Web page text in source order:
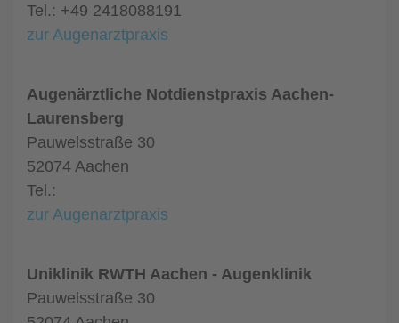
Tel.: +49 2418088191
zur Augenarztpraxis
Augenärztliche Notdienstpraxis Aachen-
Laurensberg
Pauwelsstraße 30
52074 Aachen
Tel.:
zur Augenarztpraxis
Uniklinik RWTH Aachen - Augenklinik
Pauwelsstraße 30